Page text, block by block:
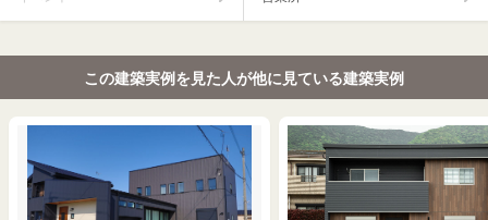
この建築実例を見た人が他に見ている建築実例